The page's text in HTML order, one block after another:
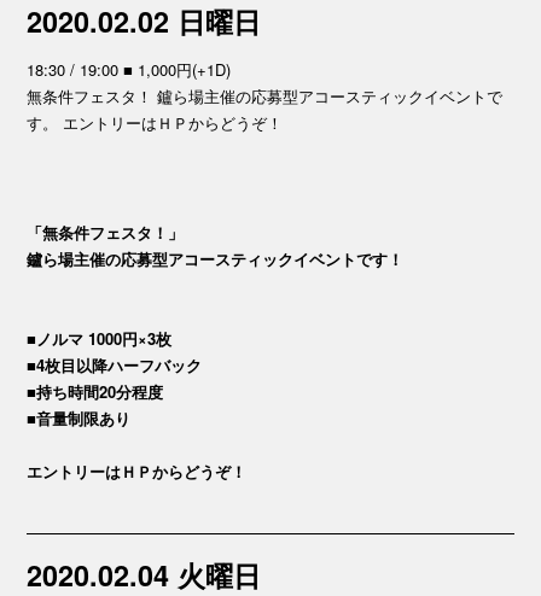
2020.02.02 日曜日
18:30 / 19:00 ■ 1,000円(+1D)
無条件フェスタ！ 鑪ら場主催の応募型アコースティックイベントで
す。 エントリーはＨＰからどうぞ！
「無条件フェスタ！」
鑪ら場主催の応募型アコースティックイベントです！
■ノルマ 1000円×3枚
■4枚目以降ハーフバック
■持ち時間20分程度
■音量制限あり
エントリーはＨＰからどうぞ！
2020.02.04 火曜日